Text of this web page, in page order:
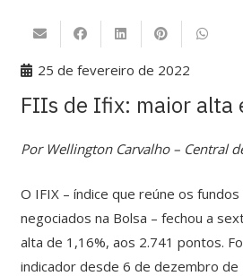
25 de fevereiro de 2022
FIIs de Ifix: maior alta
Por Wellington Carvalho – Central
O IFIX – índice que reúne os
negociados na Bolsa – fechou a
alta de 1,16%, aos 2.741 pontos.
indicador desde 6 de dezembro de